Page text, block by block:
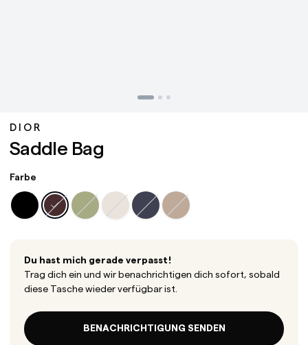
DIOR
Saddle Bag
Farbe
Du hast mich gerade verpasst!
Trag dich ein und wir benachrichtigen dich sofort, sobald
diese Tasche wieder verfügbar ist.
BENACHRICHTIGUNG SENDEN